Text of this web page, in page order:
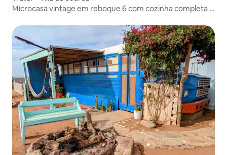
Microcasa vintage em reboque 6 com cozinha completa e